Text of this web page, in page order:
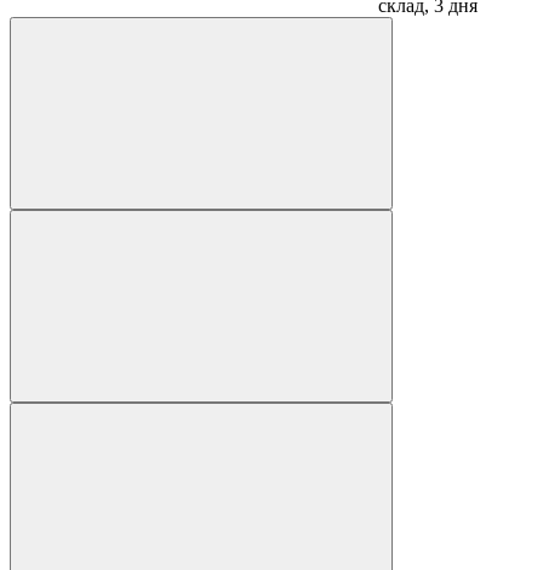
склад, 3 дня